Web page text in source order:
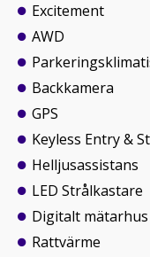
Excitement
AWD
Backkamera
GPS
Keyless Entry &
Helljusassistans
LED Strålkastare
Digitalt mätarhus
Rattvärme